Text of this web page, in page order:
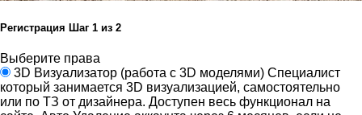
Регистрация Шаг 1 из 2
Выберите права
3D Визуализатор (работа с 3D моделями) Специалист
который занимается 3D визуализацией, самостоятельно
или по ТЗ от дизайнера. Доступен весь функционал на